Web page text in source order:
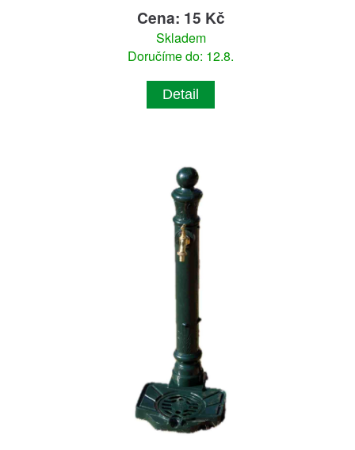
Cena: 15 Kč
Skladem
Doručíme do: 12.8.
Detail